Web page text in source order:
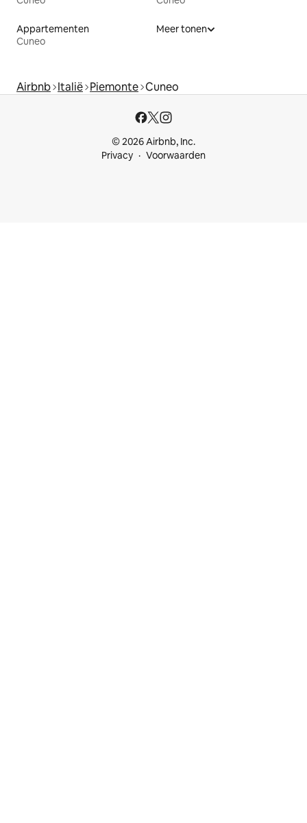
Appartementen
Cuneo
Meer tonen
Airbnb Italië Piemonte Cuneo
© 2026 Airbnb, Inc.
Privacy
Voorwaarden